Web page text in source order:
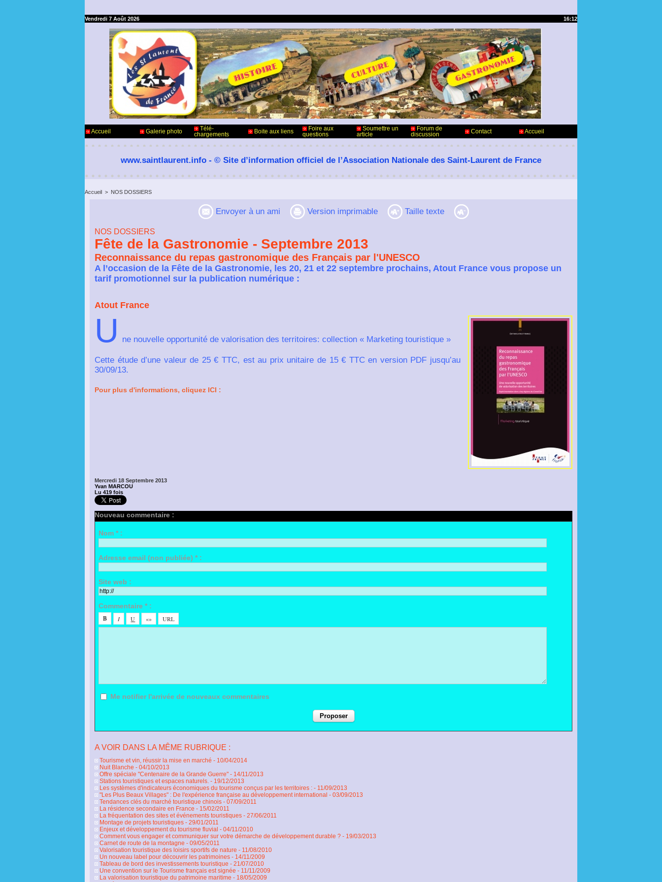
Vendredi 7 Août 2026 16:12
Accueil Galerie photo
Télé-
chargements
Boite aux liens
Foire aux
questions
Soumettre un
article
Forum de
discussion
Contact Accueil
www.saintlaurent.info - © Site d’information officiel de l’Association Nationale des Saint-Laurent de France
Accueil > NOS DOSSIERS
Envoyer à un ami Version imprimable Taille texte
NOS DOSSIERS
Fête de la Gastronomie - Septembre 2013
Reconnaissance du repas gastronomique des Français par l'UNESCO
A l’occasion de la Fête de la Gastronomie, les 20, 21 et 22 septembre prochains, Atout France vous propose un
tarif promotionnel sur la publication numérique :
Atout France
U ne nouvelle opportunité de valorisation des territoires: collection « Marketing touristique »
Cette étude d’une valeur de 25 € TTC, est au prix unitaire de 15 € TTC en version PDF jusqu’au
30/09/13.
Pour plus d'informations, cliquez ICI :
Mercredi 18 Septembre 2013
Yvan MARCOU
Lu 419 fois
Nouveau commentaire :
Nom * :
Adresse email (non publiée) * :
Site web :
Commentaire * :
Me notifier l'arrivée de nouveaux commentaires
A VOIR DANS LA MÊME RUBRIQUE :
Tourisme et vin, réussir la mise en marché - 10/04/2014
Nuit Blanche - 04/10/2013
Offre spéciale "Centenaire de la Grande Guerre" - 14/11/2013
Stations touristiques et espaces naturels. - 19/12/2013
Les systèmes d'indicateurs économiques du tourisme conçus par les territoires : - 11/09/2013
"Les Plus Beaux Villages" : De l'expérience française au développement international - 03/09/2013
Tendances clés du marché touristique chinois - 07/09/2011
La résidence secondaire en France - 15/02/2011
La fréquentation des sites et événements touristiques - 27/06/2011
Montage de projets touristiques - 29/01/2011
Enjeux et développement du tourisme fluvial - 04/11/2010
Comment vous engager et communiquer sur votre démarche de développement durable ? - 19/03/2013
Carnet de route de la montagne - 09/05/2011
Valorisation touristique des loisirs sportifs de nature - 11/08/2010
Un nouveau label pour découvrir les patrimoines - 14/11/2009
Tableau de bord des investissements touristique - 21/07/2010
Une convention sur le Tourisme français est signée - 11/11/2009
La valorisation touristique du patrimoine maritime - 18/05/2009